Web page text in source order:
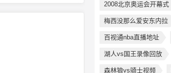
2008北京奥运会开幕式
梅西没那么爱安东内拉
百视通nba直播地址
湖人vs国王录像回放
森林狼vs骑士视频